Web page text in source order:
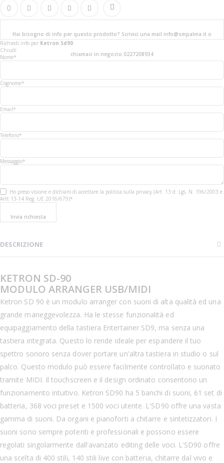
Hai bisogno di info per questo prodotto? Scrivici una mail info@smpalma.it o
chiamaci in negozio 0227208934
Richiedi info per Ketron Sd90
Chiudi
Nome*
Cognome*
Email*
Telefono*
Messaggio*
Ho preso visione e dichiaro di accettare la politica sulla privacy (Art. 13 d. Lgs. N. 196/2003 e
Artt 13-14 Reg. UE 2016/679)*
Invia richiesta
DESCRIZIONE
KETRON SD-90
MODULO ARRANGER USB/MIDI
Ketron SD 90 è un modulo arranger con suoni di alta qualità ed una
grande maneggevolezza. Ha le stesse funzionalità ed
equipaggiamento della tastiera Entertainer SD9, ma senza una
tastiera integrata. Questo lo rende ideale per espandere il tuo
spettro sonoro senza dover portare un'altra tastiera in studio o sul
palco. Questo modulo può essere facilmente controllato e suonato
tramite MIDI. Il touchscreen e il design ordinato consentono un
funzionamento intuitivo. Ketron SD90 ha 5 banchi di suoni, 61 set di
batteria, 368 voci preset e 1500 voci utente. L'SD90 offre una vasta
gamma di suoni. Da organi e pianoforti a chitarre e sintetizzatori. I
suoni sono sempre potenti e professionali e possono essere
regolati singolarmente dall'avanzato editing delle voci. L'SD90 offre
una scelta di 400 stili, 140 stili live con batteria, chitarre dal vivo e